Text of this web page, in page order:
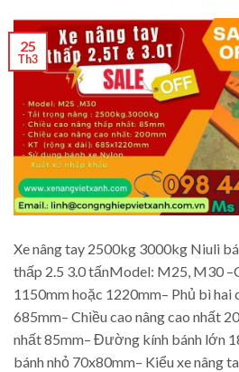
25
Th3
Xe nâng tay 2500kg 3000kg Niuli
thấp 2.5 3.0 tấnModel: M25, M30
1150mm hoặc 1220mm– Phủ bì hai
685mm– Chiều cao nâng cao nhất
nhất 85mm– Đường kính bánh lớn
bánh nhỏ 70x80mm– Kiểu xe nâng